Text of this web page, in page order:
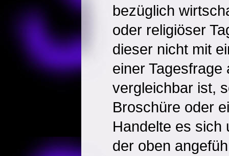
bezüglich
oder religiöser
dieser nicht mit
einer Tagesfrage
vergleichbar ist,
Broschüre oder
Handelte es sich
der oben